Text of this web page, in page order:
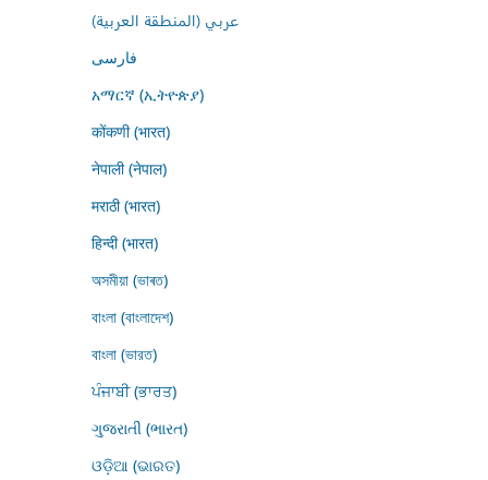
عربي (المنطقة العربية)
فارسى
አማርኛ (ኢትዮጵያ)
कोंकणी (भारत)
नेपाली (नेपाल)
मराठी (भारत)
हिन्दी (भारत)
অসমীয়া (ভাৰত)
বাংলা (বাংলাদেশ)
বাংলা (ভারত)
ਪੰਜਾਬੀ (ਭਾਰਤ)
ગુજરાતી (ભારત)
ଓଡ଼ିଆ (ଭାରତ)